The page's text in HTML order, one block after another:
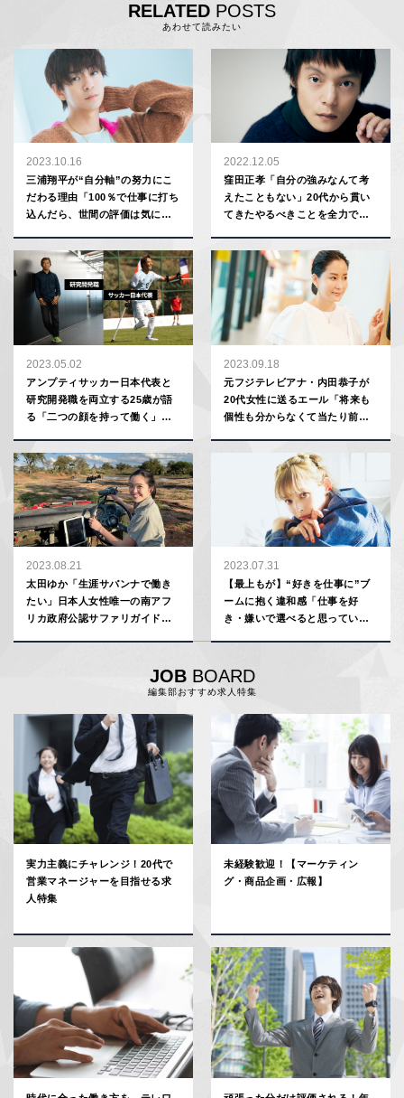
RELATED POSTS
あわせて読みたい
2023.10.16
三浦翔平が“自分軸”の努力にこ
だわる理由「100％で仕事に打ち
込んだら、世間の評価は気にし
2022.12.05
窪田正孝「自分の強みなんて考
えたこともない」20代から貫い
てきたやるべきことを全力でや
2023.05.02
アンプティサッカー日本代表と
研究開発職を両立する25歳が語
る「二つの顔を持って働く」が
果【Sansan 金子慶也】
2023.09.18
元フジテレビアナ・内田恭子が
20代女性に送るエール「将来も
個性も分からなくて当たり前。
2023.08.21
太田ゆか「生涯サバンナで働き
たい」日本人女性唯一の南アフ
リカ政府公認サファリガイド誕
2023.07.31
【最上もが】“好きを仕事に”ブ
ームに抱く違和感「仕事を好
き・嫌いで選べると思っていな
JOBBOARD
編集部おすすめ求人特集
実力主義にチャレンジ！20代で
営業マネージャーを目指せる求
人特集
未経験歓迎！【マーケティン
グ・商品企画・広報】